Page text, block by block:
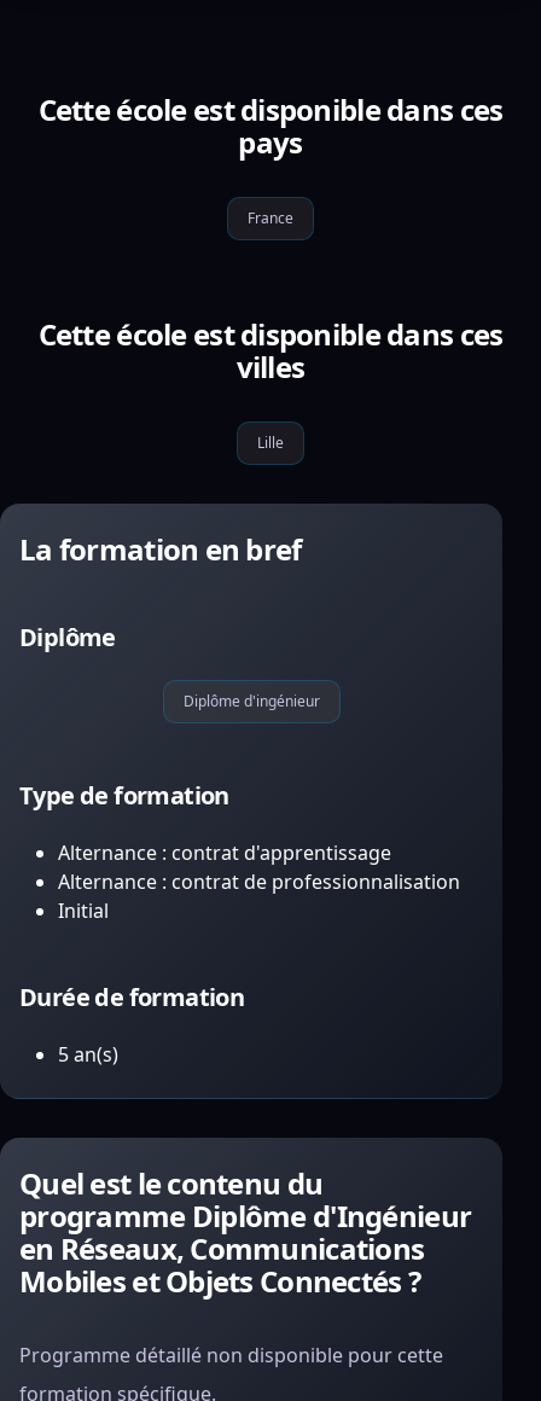
Cette école est disponible dans ces
pays
France
Cette école est disponible dans ces
villes
Lille
La formation en bref
Diplôme
Diplôme d'ingénieur
Type de formation
Alternance : contrat d'apprentissage
Alternance : contrat de professionnalisation
Initial
Durée de formation
5 an(s)
Quel est le contenu du
programme Diplôme d'Ingénieur
en Réseaux, Communications
Mobiles et Objets Connectés ?
Programme détaillé non disponible pour cette
formation spécifique.